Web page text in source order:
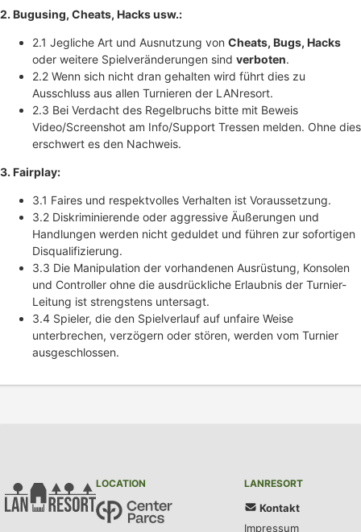
2. Bugusing, Cheats, Hacks usw.:
2.1 Jegliche Art und Ausnutzung von Cheats, Bugs, Hacks
oder weitere Spielveränderungen sind verboten.
2.2 Wenn sich nicht dran gehalten wird führt dies zu
Ausschluss aus allen Turnieren der LANresort.
2.3 Bei Verdacht des Regelbruchs bitte mit Beweis
Video/Screenshot am Info/Support Tressen melden. Ohne dies
erschwert es den Nachweis.
3. Fairplay:
3.1 Faires und respektvolles Verhalten ist Voraussetzung.
3.2 Diskriminierende oder aggressive Äußerungen und
Handlungen werden nicht geduldet und führen zur sofortigen
Disqualifizierung.
3.3 Die Manipulation der vorhandenen Ausrüstung, Konsolen
und Controller ohne die ausdrückliche Erlaubnis der Turnier-
Leitung ist strengstens untersagt.
3.4 Spieler, die den Spielverlauf auf unfaire Weise
unterbrechen, verzögern oder stören, werden vom Turnier
ausgeschlossen.
LOCATION LANRESORT
Kontakt
Impressum